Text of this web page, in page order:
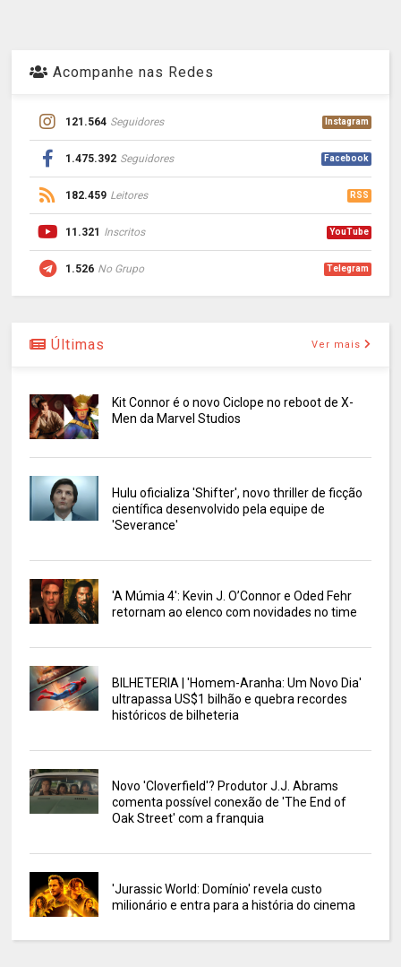
Acompanhe nas Redes
121.564 Seguidores Instagram
1.475.392 Seguidores Facebook
182.459 Leitores RSS
11.321 Inscritos YouTube
1.526 No Grupo Telegram
Últimas Ver mais
Kit Connor é o novo Ciclope no reboot de X-
Men da Marvel Studios
Hulu oficializa 'Shifter', novo thriller de ficção
científica desenvolvido pela equipe de
'Severance'
'A Múmia 4': Kevin J. O’Connor e Oded Fehr
retornam ao elenco com novidades no time
BILHETERIA | 'Homem-Aranha: Um Novo Dia'
ultrapassa US$1 bilhão e quebra recordes
históricos de bilheteria
Novo 'Cloverfield'? Produtor J.J. Abrams
comenta possível conexão de 'The End of
Oak Street' com a franquia
'Jurassic World: Domínio' revela custo
milionário e entra para a história do cinema